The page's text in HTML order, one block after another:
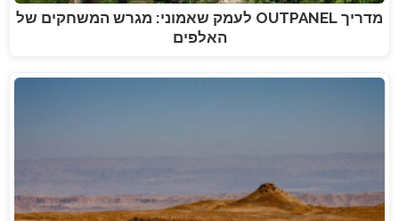
מדריך OUTPANEL לעמק שאמוני: מגרש המשחקים של
האלפים